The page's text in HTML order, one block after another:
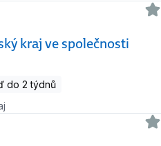
kraj ve společnosti
do 2 týdnů